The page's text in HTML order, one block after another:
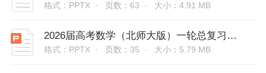
格式：PPTX · 页数：63 · 大小：4.91 MB
2026届高考数学（北师大版）一轮总复习课件：第四章 第10节 解三角形的综合应用
格式：PPTX · 页数：35 · 大小：5.79 MB